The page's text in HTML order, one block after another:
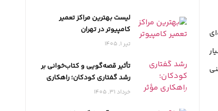
لیست بهترین مراکز تعمیر
کامپیوتر در تهران
تیر 1, 1405
تأثیر قصه‌گویی و کتاب‌خوانی بر
رشد گفتاری کودکان؛ راهکاری
مؤثر برای تقویت مهارت‌های
خرداد 31, 1405